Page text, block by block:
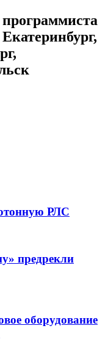
РЛС
предрекли
оборудование